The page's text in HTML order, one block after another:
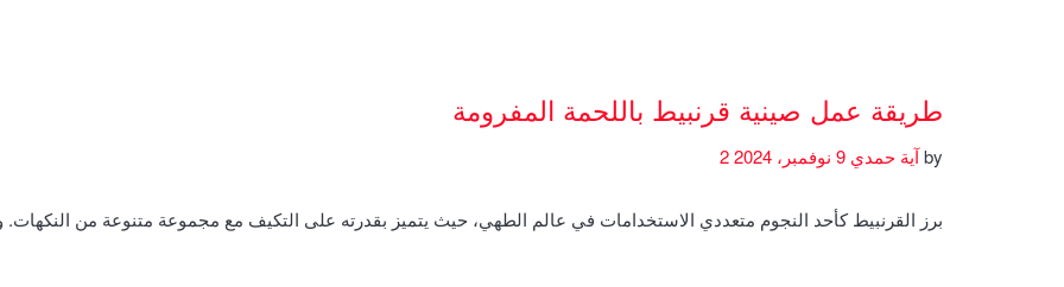
طريقة عمل صينية قرنبيط باللحمة المفرومة
byآية حمدي
برز القرنبيط كأحد النجوم متعددي الاستخدامات في عالم الطهي، حيث يتميز بقدرته على التكيف مع مجموعة متنوعة من